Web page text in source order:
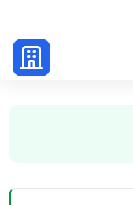
Главная